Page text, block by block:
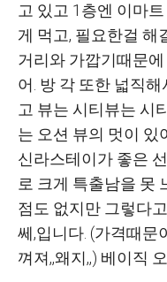
고 있고 1층엔 이마
게 먹고, 필요한걸 해
거리와 가깝기때문
어. 방 각 또한 넓직
고 뷰는 시티뷰는 시
는 오션 뷰의 멋이 있
신라스테이가 좋은
로 크게 특출남을 못
점도 없지만 그렇다
쎄,입니다. (가격때문
껴져,,왜지,,) 베이직